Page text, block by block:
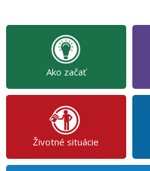
Ako začať
Životné situácie